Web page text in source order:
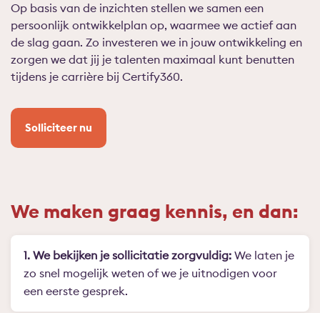
Op basis van de inzichten stellen we samen een
persoonlijk ontwikkelplan op, waarmee we actief aan
de slag gaan. Zo investeren we in jouw ontwikkeling en
zorgen we dat jij je talenten maximaal kunt benutten
tijdens je carrière bij Certify360.
Solliciteer nu
We maken graag kennis, en dan:
1. We bekijken je sollicitatie zorgvuldig: We laten je
zo snel mogelijk weten of we je uitnodigen voor
een eerste gesprek.